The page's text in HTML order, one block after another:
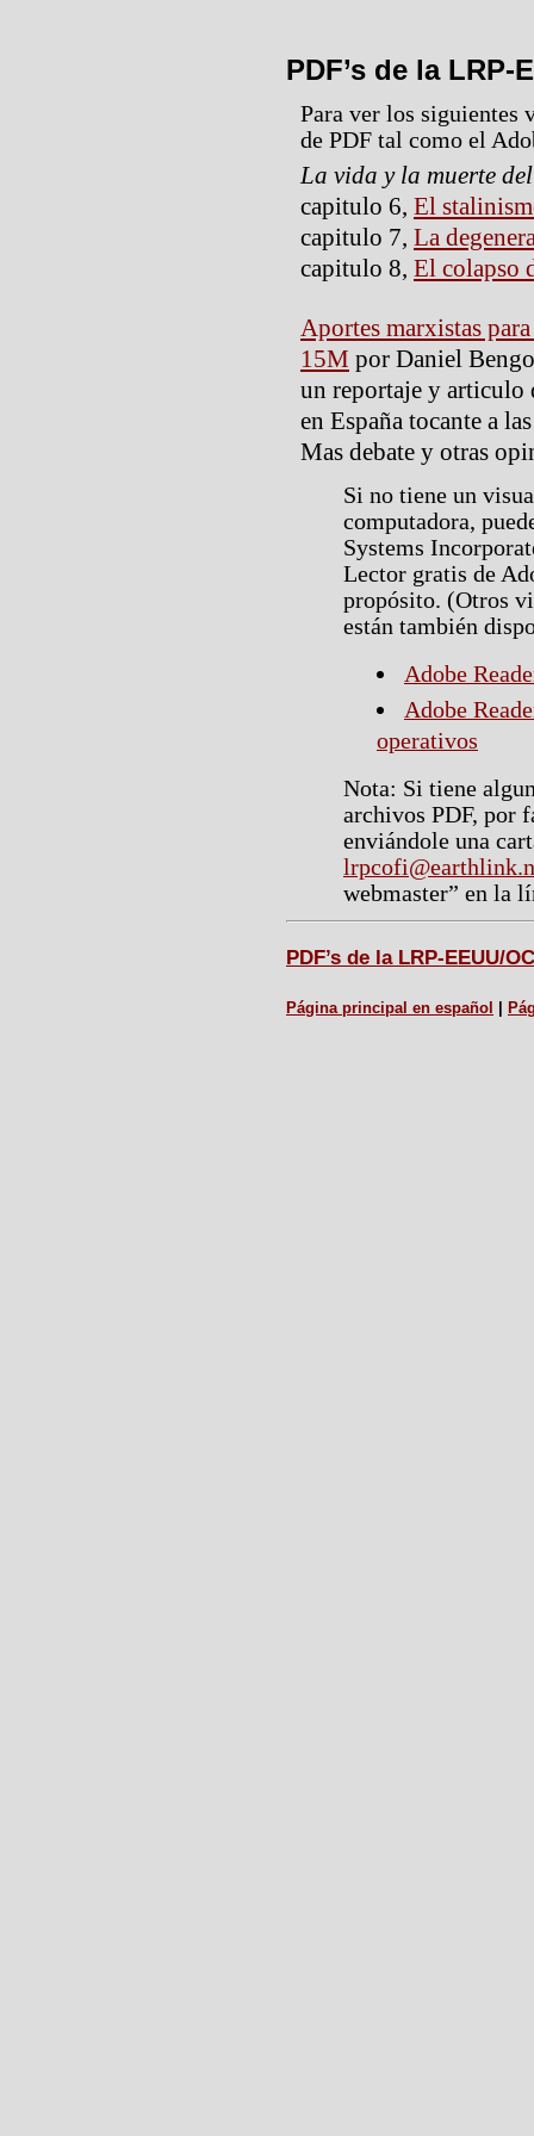
PDF’s de la LRP-
Para ver los siguientes
de PDF tal como el
La vida y la muerte
capitulo 6, El
capitulo 7, La
capitulo 8, El colapso
Aportes marxistas
15M por Daniel
un reportaje y
en España tocante a
Mas debate y otras
Si no tiene un
computadora,
Systems
Lector gratis de
propósito. (Otros
están también
Adobe
Adobe
operativos
Nota: Si tiene
archivos PDF, por
enviándole una
webmaster” en la
PDF’s de la LRP-EEUU/
Página principal en español